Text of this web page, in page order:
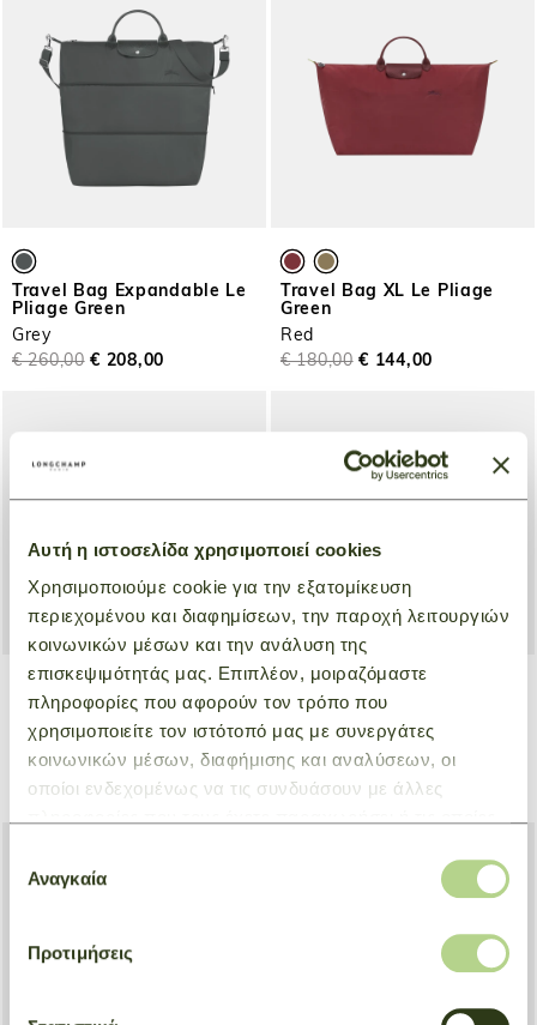
Αυτή η ιστοσελίδα χρησιμοποιεί cookies
Χρησιμοποιούμε cookie για την εξατομίκευση
περιεχομένου και διαφημίσεων, την παροχή λειτουργιών
κοινωνικών μέσων και την ανάλυση της
επισκεψιμότητάς μας. Επιπλέον, μοιραζόμαστε
πληροφορίες που αφορούν τον τρόπο που
χρησιμοποιείτε τον ιστότοπό μας με συνεργάτες
κοινωνικών μέσων, διαφήμισης και αναλύσεων, οι
οποίοι ενδεχομένως να τις συνδυάσουν με άλλες
των υπηρεσιών τους.
συγκατάθεσης
Αναγκαία
Προτιμήσεις
Travel Bag Expandable Le
Pliage Green
Grey
€ 260,00 € 208,00
Travel Bag XL Le Pliage
Green
Red
€ 180,00 € 144,00
Energy
Black
€ 300,00
Travel Bag Expandable Le
Pliage Original
Grey
€ 260,00